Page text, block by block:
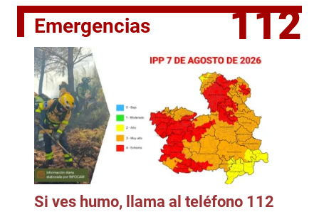
Emergencias 112
Si ves humo, llama al teléfono 112